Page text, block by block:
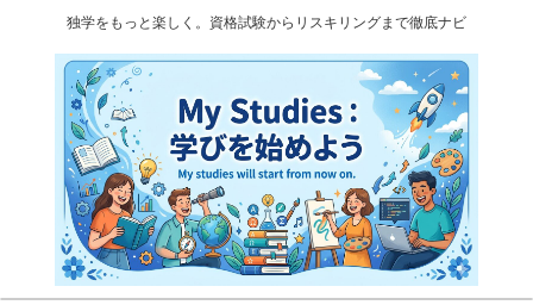
独学をもっと楽しく。資格試験からリスキリングまで徹底ナビ